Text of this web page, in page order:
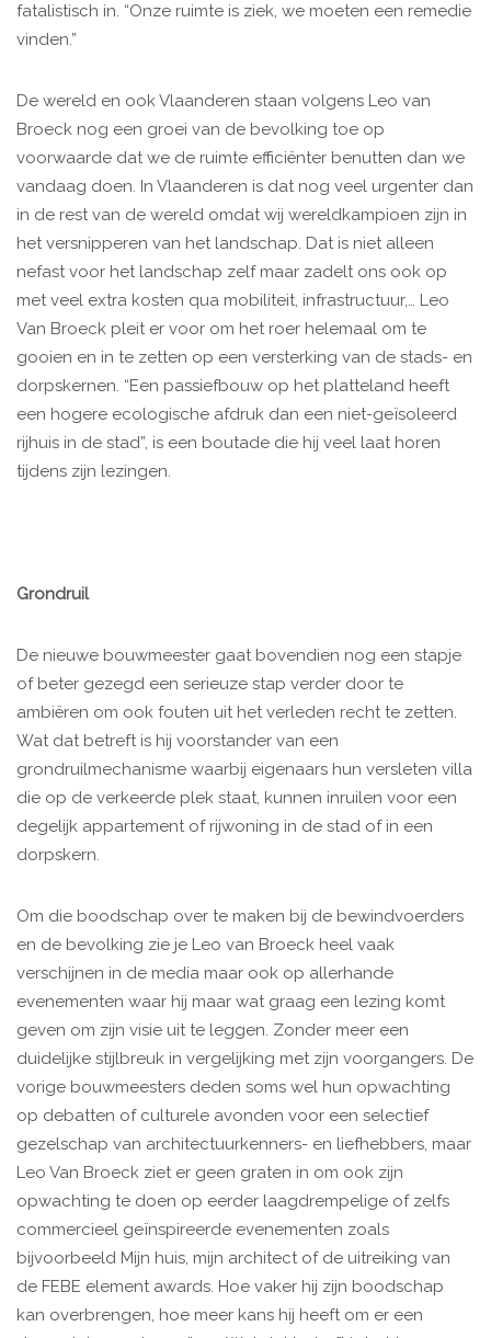
fatalistisch in. “Onze ruimte is ziek, we moeten een remedie
vinden.”
De wereld en ook Vlaanderen staan volgens Leo van
Broeck nog een groei van de bevolking toe op
voorwaarde dat we de ruimte efficiënter benutten dan we
vandaag doen. In Vlaanderen is dat nog veel urgenter dan
in de rest van de wereld omdat wij wereldkampioen zijn in
het versnipperen van het landschap. Dat is niet alleen
nefast voor het landschap zelf maar zadelt ons ook op
met veel extra kosten qua mobiliteit, infrastructuur,… Leo
Van Broeck pleit er voor om het roer helemaal om te
gooien en in te zetten op een versterking van de stads- en
dorpskernen. “Een passiefbouw op het platteland heeft
een hogere ecologische afdruk dan een niet-geïsoleerd
rijhuis in de stad”, is een boutade die hij veel laat horen
tijdens zijn lezingen.
Grondruil
De nieuwe bouwmeester gaat bovendien nog een stapje
of beter gezegd een serieuze stap verder door te
ambiëren om ook fouten uit het verleden recht te zetten.
Wat dat betreft is hij voorstander van een
grondruilmechanisme waarbij eigenaars hun versleten villa
die op de verkeerde plek staat, kunnen inruilen voor een
degelijk appartement of rijwoning in de stad of in een
dorpskern.
Om die boodschap over te maken bij de bewindvoerders
en de bevolking zie je Leo van Broeck heel vaak
verschijnen in de media maar ook op allerhande
evenementen waar hij maar wat graag een lezing komt
geven om zijn visie uit te leggen. Zonder meer een
duidelijke stijlbreuk in vergelijking met zijn voorgangers. De
vorige bouwmeesters deden soms wel hun opwachting
op debatten of culturele avonden voor een selectief
gezelschap van architectuurkenners- en liefhebbers, maar
Leo Van Broeck ziet er geen graten in om ook zijn
opwachting te doen op eerder laagdrempelige of zelfs
commercieel geïnspireerde evenementen zoals
bijvoorbeeld Mijn huis, mijn architect of de uitreiking van
de FEBE element awards. Hoe vaker hij zijn boodschap
kan overbrengen, hoe meer kans hij heeft om er een